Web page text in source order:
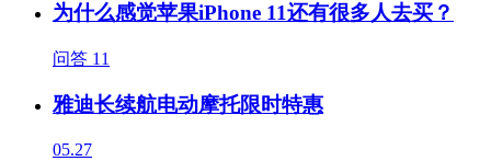
为什么感觉苹果iPhone 11还有很多人去买？
问答 11
雅迪长续航电动摩托限时特惠
05.27